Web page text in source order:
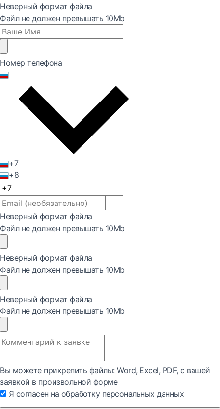
Неверный формат файла
Файл не должен превышать 10Mb
Номер телефона
+7
+8
Неверный формат файла
Файл не должен превышать 10Mb
Неверный формат файла
Файл не должен превышать 10Mb
Неверный формат файла
Файл не должен превышать 10Mb
Вы можете прикрепить файлы: Word, Exсel, PDF, с вашей
заявкой в произвольной форме
Я согласен на обработку персональных данных